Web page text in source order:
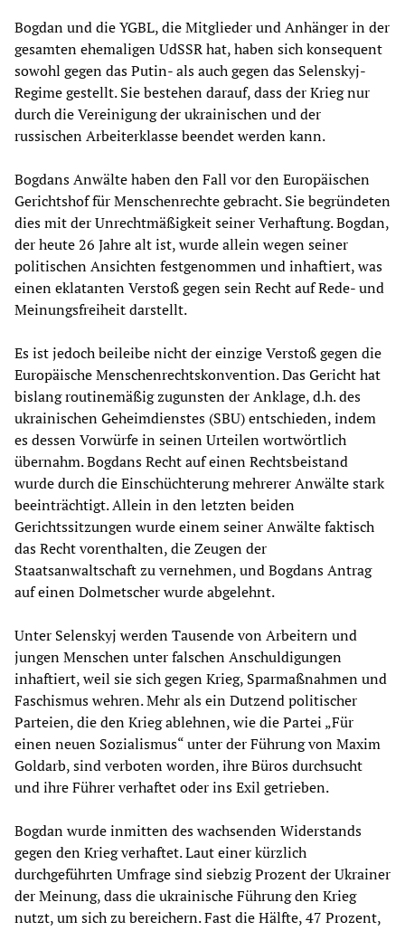
Bogdan und die YGBL, die Mitglieder und Anhänger in der
gesamten ehemaligen UdSSR hat, haben sich konsequent
sowohl gegen das Putin- als auch gegen das Selenskyj-
Regime gestellt. Sie bestehen darauf, dass der Krieg nur
durch die Vereinigung der ukrainischen und der
russischen Arbeiterklasse beendet werden kann.
Bogdans Anwälte haben den Fall vor den Europäischen
Gerichtshof für Menschenrechte gebracht. Sie begründeten
dies mit der Unrechtmäßigkeit seiner Verhaftung. Bogdan,
der heute 26 Jahre alt ist, wurde allein wegen seiner
politischen Ansichten festgenommen und inhaftiert, was
einen eklatanten Verstoß gegen sein Recht auf Rede- und
Meinungsfreiheit darstellt.
Es ist jedoch beileibe nicht der einzige Verstoß gegen die
Europäische Menschenrechtskonvention. Das Gericht hat
bislang routinemäßig zugunsten der Anklage, d.h. des
ukrainischen Geheimdienstes (SBU) entschieden, indem
es dessen Vorwürfe in seinen Urteilen wortwörtlich
übernahm. Bogdans Recht auf einen Rechtsbeistand
wurde durch die Einschüchterung mehrerer Anwälte stark
beeinträchtigt. Allein in den letzten beiden
Gerichtssitzungen wurde einem seiner Anwälte faktisch
das Recht vorenthalten, die Zeugen der
Staatsanwaltschaft zu vernehmen, und Bogdans Antrag
auf einen Dolmetscher wurde abgelehnt.
Unter Selenskyj werden Tausende von Arbeitern und
jungen Menschen unter falschen Anschuldigungen
inhaftiert, weil sie sich gegen Krieg, Sparmaßnahmen und
Faschismus wehren. Mehr als ein Dutzend politischer
Parteien, die den Krieg ablehnen, wie die Partei „Für
einen neuen Sozialismus“ unter der Führung von Maxim
Goldarb, sind verboten worden, ihre Büros durchsucht
und ihre Führer verhaftet oder ins Exil getrieben.
Bogdan wurde inmitten des wachsenden Widerstands
gegen den Krieg verhaftet. Laut einer kürzlich
durchgeführten Umfrage sind siebzig Prozent der Ukrainer
der Meinung, dass die ukrainische Führung den Krieg
nutzt, um sich zu bereichern. Fast die Hälfte, 47 Prozent,